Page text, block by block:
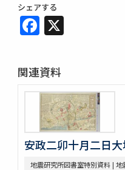
シェアする
Facebook
関連資料
安政二卯十月二日
地震研究所図書室特別資料 | 地